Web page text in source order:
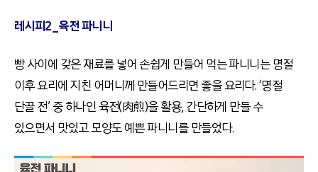
레시피2_육전 파니니
빵 사이에 갖은 재료를 넣어 손쉽게 만들어 먹는 파니니는 명절
이후 요리에 지친 어머니께 만들어드리면 좋을 요리다. ‘명절
단골 전’ 중 하나인 육전(肉煎)을 활용, 간단하게 만들 수
있으면서 맛있고 모양도 예쁜 파니니를 만들었다.